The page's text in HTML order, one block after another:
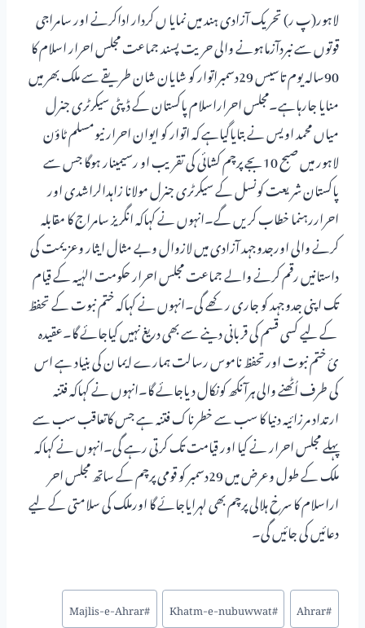
لاہور(پ ر) تحریک آزادی ہند میں نمایا ں کردار اداکرنے اور سامراجی
قوتوں سے نبردآزماہونے والی حریت پسند جماعت مجلس احرار اسلام کا
90سالہ یوم تاسیس 29دسمبراتوار کو شایان شان طریقے سے ملک بھر میں
منایا جارہاہے۔مجلس احراراسلام پاکستان کے ڈپٹی سیکرٹری جنرل
میاں محمد اویس نے بتایاگیاہے کہ اتوار کو ایوان احرار نیومسلم ٹاؤن
لاہور میں صبح 10بجے پرچم کشائی کی تقریب او رسیمینار ہوگا جس سے
پاکستان شریعت کونسل کے سیکرٹری جنرل مولانا زاہدالراشدی اور
احراررہنما خطاب کریں گے۔انہوں نے کہاکہ انگریز سامراج کا مقابلہ
کرنے والی اورجدوجہد آزادی میں لازوال وبے مثال ایثار وعزیمت کی
داستانیں رقم کرنے والے جماعت مجلس احرار حکومت الہٰیہ کے قیام
تک اپنی جدوجہد کو جاری رکھے گی۔انہوں نے کہاکہ ختم نبوت کے تحفظ
کے لیے کسی قسم کی قربانی دینے سے بھی دریغ نہیں کیاجائے گا۔عقیدہ
ئ ختم نبوت اورتحفظ ناموس رسالت ہمارے ایما ن کی بنیاد ہے اس
کی طرف اُٹھنے والی ہرآنکھ کونکال دیاجائے گا۔انہوں نے کہاکہ فتنہ
ارتداد مرزائیہ دنیا کا سب سے خطرناک فتنہ ہے جس کاتعاقب سب سے
پہلے مجلس احرار نے کیا اور قیامت تک کرتی رہے گی۔انہوں نے کہاکہ
ملک کے طول وعرض میں 29دسمبر کو قومی پرچم کے ساتھ مجلس احر
اراسلام کا سرخ ہلالی پرچم بھی لہرایاجائے گا اورملک کی سلامتی کے لیے
دعائیں کی جائیں گی۔
#
Ahrar
#
Khatm-e-nubuwwat
#
Majlis-e-Ahrar